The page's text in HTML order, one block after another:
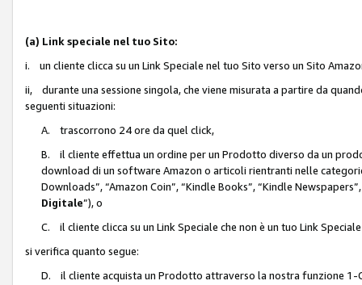
(a) Link speciale nel tuo Sito:
i. un cliente clicca su un Link Speciale nel tuo Sito verso un Sito
ii, durante una sessione singola, che viene misurata a partire da
seguenti situazioni:
A. trascorrono 24 ore da quel click,
B. il cliente effettua un ordine per un Prodotto diverso da un
download di un software Amazon o articoli rientranti nelle categorie
Downloads”, “Amazon Coin”, “Kindle Books”, “Kindle
Digitale”), o
C. il cliente clicca su un Link Speciale che non è un tuo Link
si verifica quanto segue:
D. il cliente acquista un Prodotto attraverso la nostra funzione 1-